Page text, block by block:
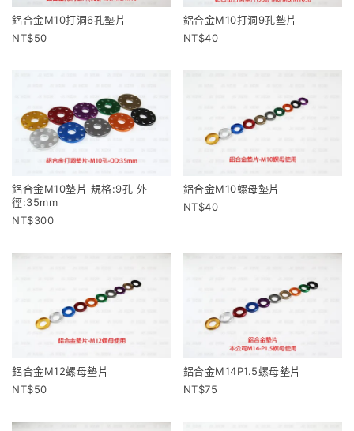
鋁合金M10打洞6孔墊片
50
鋁合金M10打洞9孔墊片
40
鋁合金M10墊片 規格:9孔 外
徑:35mm
300
鋁合金M10螺母墊片
40
鋁合金M12螺母墊片
50
鋁合金M14P1.5螺母墊片
75